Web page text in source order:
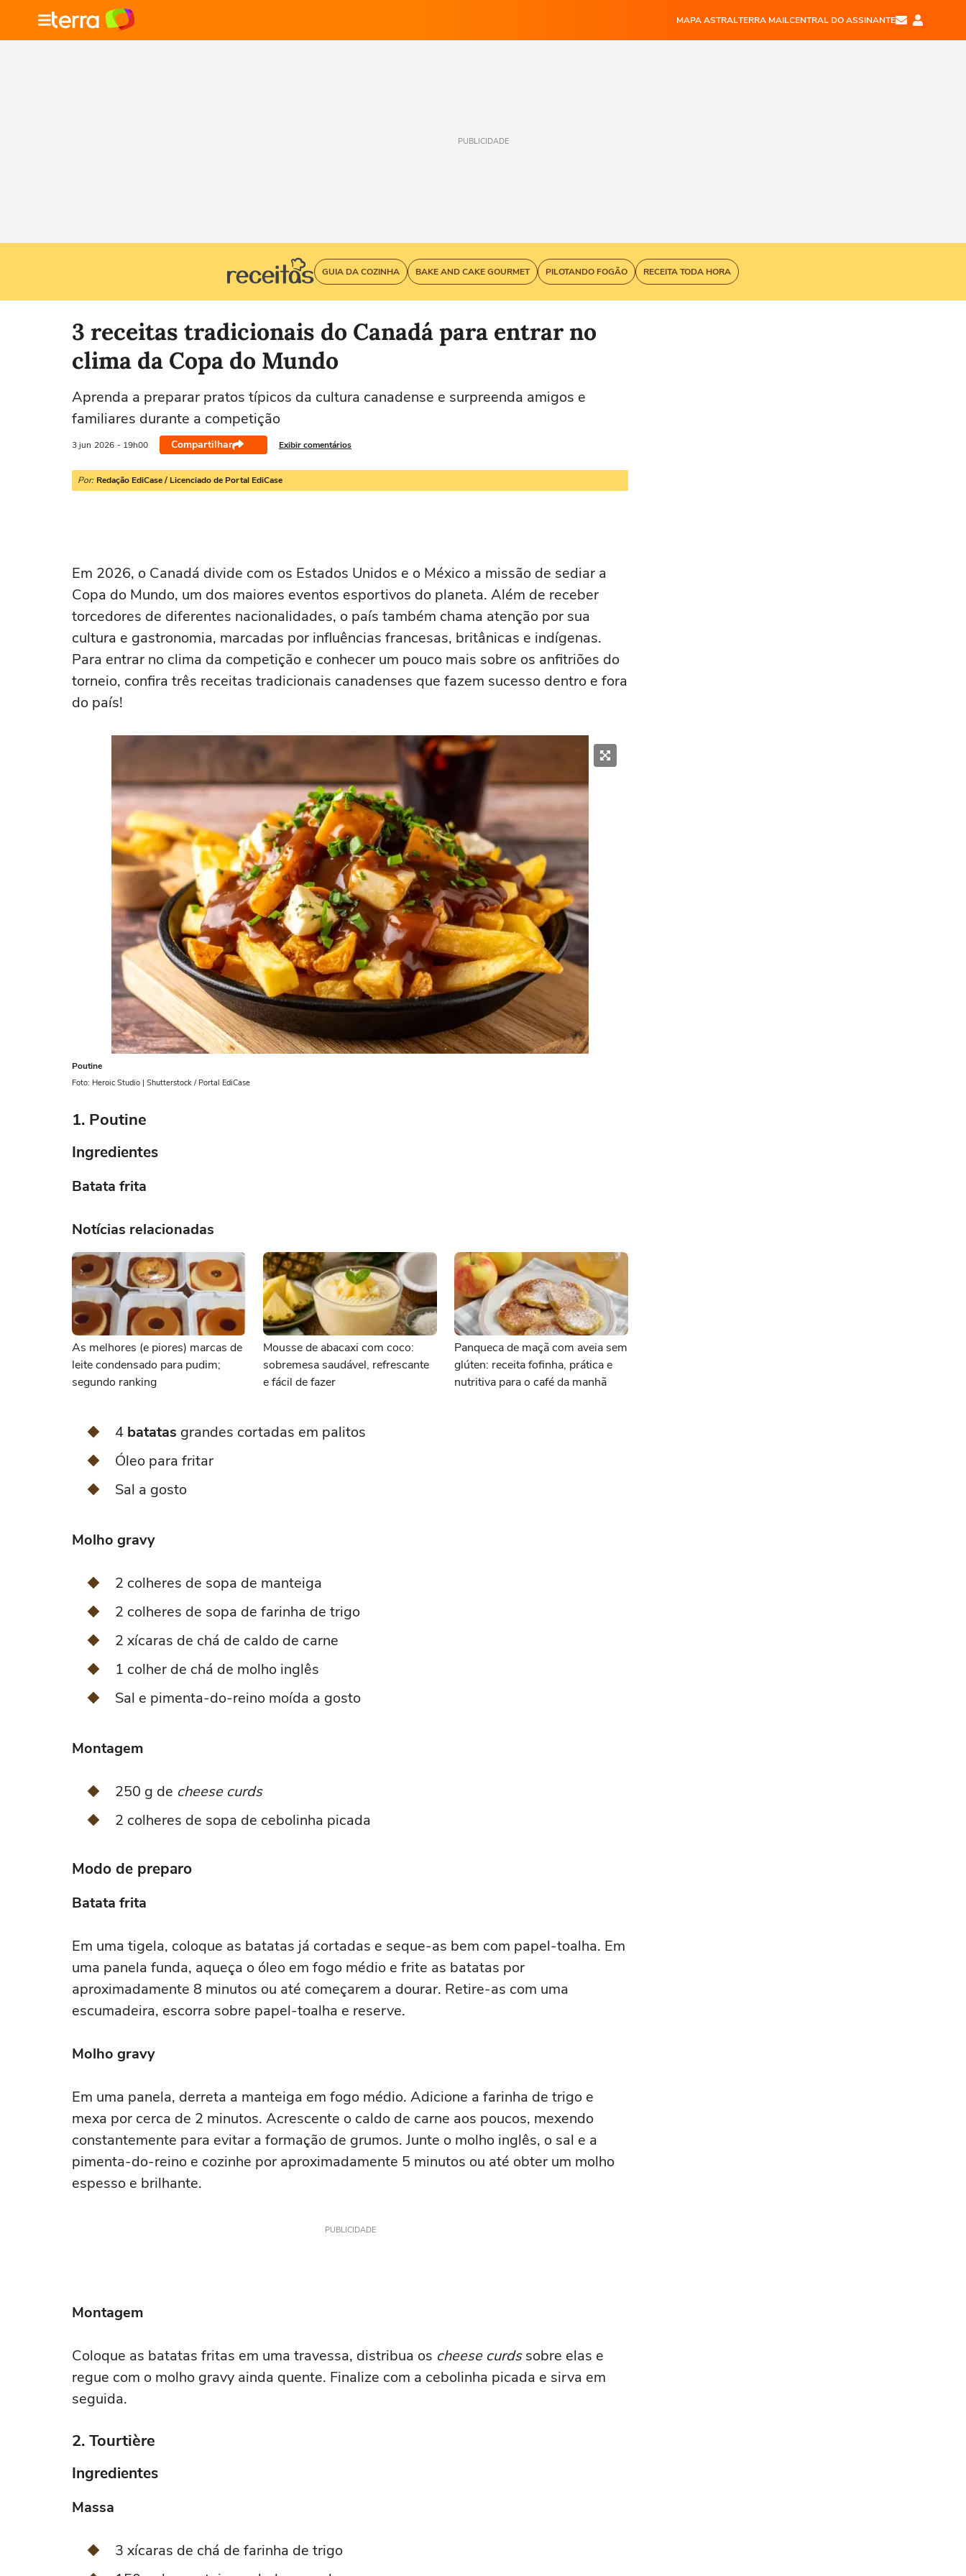
MAPA ASTRALTERRA MAILCENTRAL DO ASSINANTE
PUBLICIDADE
GUIA DA COZINHA BAKE AND CAKE GOURMET PILOTANDO FOGÃO RECEITA TODA HORA
3 receitas tradicionais do Canadá para entrar no
clima da Copa do Mundo
Aprenda a preparar pratos típicos da cultura canadense e surpreenda amigos e
familiares durante a competição
3 jun 2026 - 19h00 Compartilhar Exibir comentários
Por: Redação EdiCase / Licenciado de Portal EdiCase
Em 2026, o Canadá divide com os Estados Unidos e o México a missão de sediar a
Copa do Mundo, um dos maiores eventos esportivos do planeta. Além de receber
torcedores de diferentes nacionalidades, o país também chama atenção por sua
cultura e gastronomia, marcadas por influências francesas, britânicas e indígenas.
Para entrar no clima da competição e conhecer um pouco mais sobre os anfitriões do
torneio, confira três receitas tradicionais canadenses que fazem sucesso dentro e fora
do país!
Poutine
Foto: Heroic Studio | Shutterstock / Portal EdiCase
1. Poutine
Ingredientes
Batata frita
Notícias relacionadas
As melhores (e piores) marcas de
leite condensado para pudim;
segundo ranking
Mousse de abacaxi com coco:
sobremesa saudável, refrescante
e fácil de fazer
Panqueca de maçã com aveia sem
glúten: receita fofinha, prática e
nutritiva para o café da manhã
4 batatas grandes cortadas em palitos
Óleo para fritar
Sal a gosto
Molho gravy
2 colheres de sopa de manteiga
2 colheres de sopa de farinha de trigo
2 xícaras de chá de caldo de carne
1 colher de chá de molho inglês
Sal e pimenta-do-reino moída a gosto
Montagem
250 g de cheese curds
2 colheres de sopa de cebolinha picada
Modo de preparo
Batata frita
Em uma tigela, coloque as batatas já cortadas e seque-as bem com papel-toalha. Em
uma panela funda, aqueça o óleo em fogo médio e frite as batatas por
aproximadamente 8 minutos ou até começarem a dourar. Retire-as com uma
escumadeira, escorra sobre papel-toalha e reserve.
Molho gravy
Em uma panela, derreta a manteiga em fogo médio. Adicione a farinha de trigo e
mexa por cerca de 2 minutos. Acrescente o caldo de carne aos poucos, mexendo
constantemente para evitar a formação de grumos. Junte o molho inglês, o sal e a
pimenta-do-reino e cozinhe por aproximadamente 5 minutos ou até obter um molho
espesso e brilhante.
PUBLICIDADE
Montagem
Coloque as batatas fritas em uma travessa, distribua os cheese curdssobre elas e
regue com o molho gravy ainda quente. Finalize com a cebolinha picada e sirva em
seguida.
2. Tourtière
Ingredientes
Massa
3 xícaras de chá de farinha de trigo